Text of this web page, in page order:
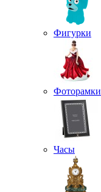
Фигурки
Фоторамки
Часы